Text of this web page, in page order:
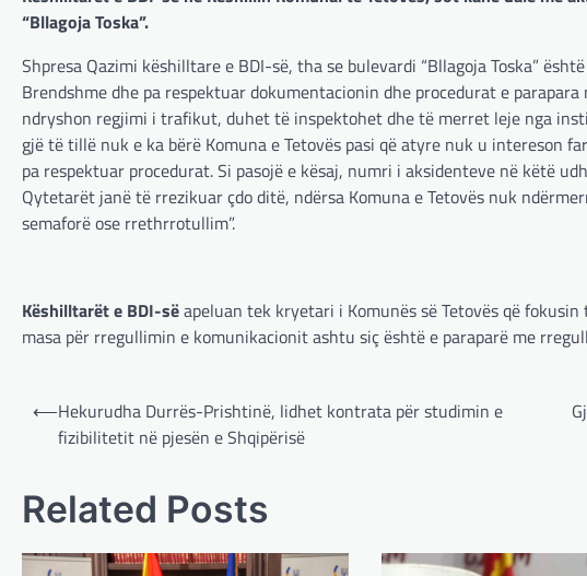
“Bllagoja Toska”.
Shpresa Qazimi këshilltare e BDI-së, tha se bulevardi “Bllagoja Toska”
Brendshme dhe pa respektuar dokumentacionin dhe procedurat e parapara
ndryshon regjimi i trafikut, duhet të inspektohet dhe të merret leje nga
gjë të tillë nuk e ka bërë Komuna e Tetovës pasi që atyre nuk u intereson
pa respektuar procedurat. Si pasojë e kësaj, numri i aksidenteve në këtë
Qytetarët janë të rrezikuar çdo ditë, ndërsa Komuna e Tetovës nuk
semaforë ose rrethrrotullim”.
Këshilltarët e BDI-sëapeluan tek kryetari i Komunës së Tetovës që
masa për rregullimin e komunikacionit ashtu siç është e paraparë me
Post
navigation
⟵Hekurudha Durrës-Prishtinë, lidhet kontrata për studimin e
fizibilitetit në pjesën e Shqipërisë
Related Posts